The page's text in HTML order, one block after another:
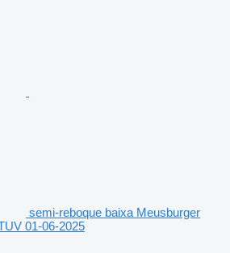
semi-reboque baixa Meusburger
01-06-2025